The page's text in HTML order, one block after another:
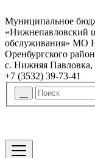
Муниципальное
«Нижнепавловский
обслуживания» МО
Оренбургского
с. Нижняя Павловка,
+7 (3532) 39-73-41